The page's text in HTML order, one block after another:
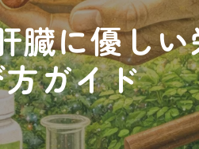
有
土
有
臓に優し
ガイド